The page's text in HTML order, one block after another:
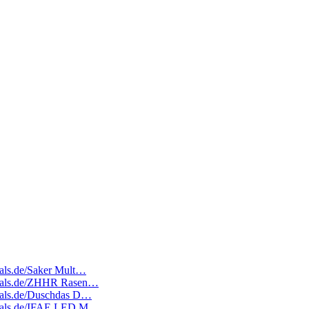
Saker Mult…
ZHHR Rasen…
Duschdas D…